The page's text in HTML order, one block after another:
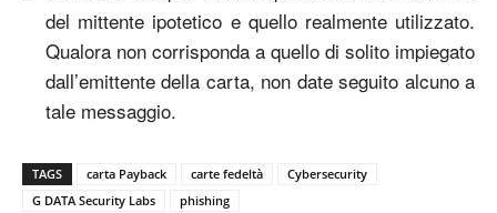
del mittente ipotetico e quello realmente utilizzato.
Qualora non corrisponda a quello di solito impiegato
dall’emittente della carta, non date seguito alcuno a
tale messaggio.
TAGS carta Payback carte fedeltà
Cybersecurity
G DATA Security Labs
phishing